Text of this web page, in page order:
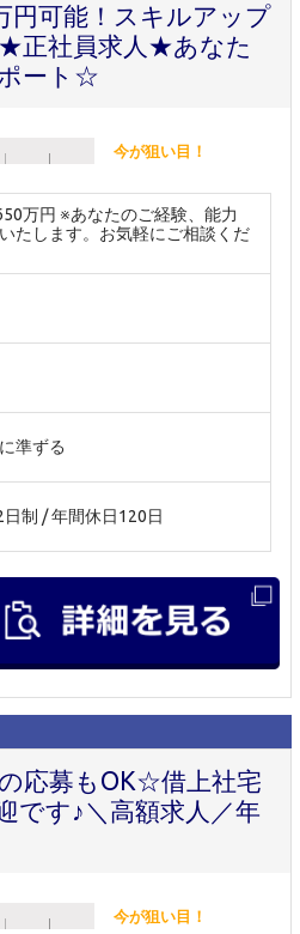
円可能！スキルアップ
正社員求人★あなた
ート☆
今が狙い目！
万円 ※あなたのご経験、能力
たします。お気軽にご相談くだ
準ずる
制 / 年間休日120日
応募もOK☆借上社宅
です♪＼高額求人／年
今が狙い目！